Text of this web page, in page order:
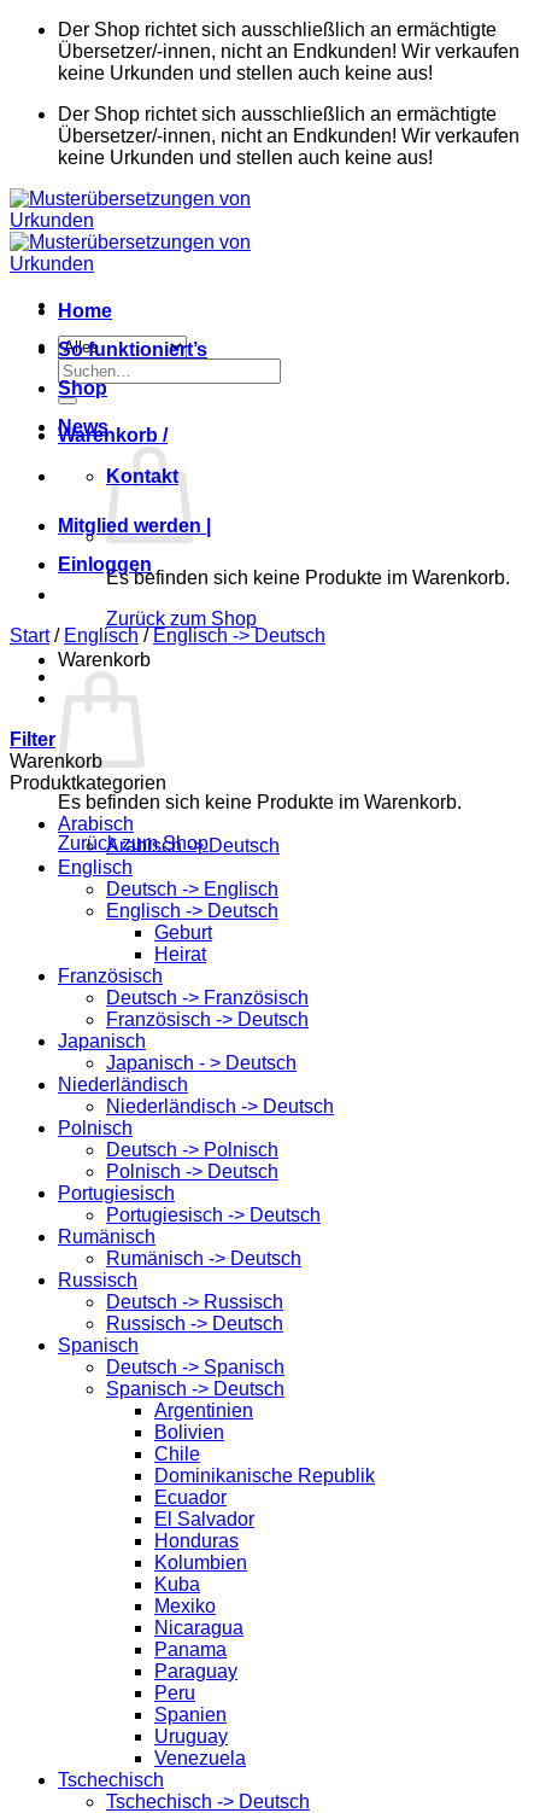
Zum
springen
Der Shop richtet sich ausschließlich an ermächtigte
Übersetzer/-innen, nicht an Endkunden! Wir verkaufen
keine Urkunden und stellen auch keine aus!
Der Shop richtet sich ausschließlich an ermächtigte
Übersetzer/-innen, nicht an Endkunden! Wir verkaufen
keine Urkunden und stellen auch keine aus!
Suchen
nach:
Warenkorb /
Es befinden sich keine Produkte im Warenkorb.
Zurück zum Shop
Warenkorb
Es befinden sich keine Produkte im Warenkorb.
Zurück zum Shop
Home
So funktioniert’s
Shop
News
Kontakt
Mitglied werden |
Einloggen
Start / Englisch / Englisch -> Deutsch
Filter
Warenkorb
Produktkategorien
Arabisch
Arabisch -> Deutsch
Englisch
Deutsch -> Englisch
Englisch -> Deutsch
Geburt
Heirat
Französisch
Deutsch -> Französisch
Französisch -> Deutsch
Japanisch
Japanisch - > Deutsch
Niederländisch
Niederländisch -> Deutsch
Polnisch
Deutsch -> Polnisch
Polnisch -> Deutsch
Portugiesisch
Portugiesisch -> Deutsch
Rumänisch
Rumänisch -> Deutsch
Russisch
Deutsch -> Russisch
Russisch -> Deutsch
Spanisch
Deutsch -> Spanisch
Spanisch -> Deutsch
Argentinien
Bolivien
Chile
Dominikanische Republik
Ecuador
El Salvador
Honduras
Kolumbien
Kuba
Mexiko
Nicaragua
Panama
Paraguay
Peru
Spanien
Uruguay
Venezuela
Tschechisch
Tschechisch -> Deutsch